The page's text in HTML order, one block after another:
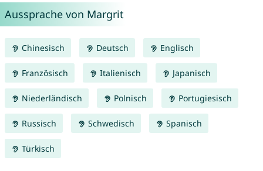
Aussprache von Margrit
Chinesisch Deutsch Englisch
Französisch Italienisch Japanisch
Niederländisch Polnisch Portugiesisch
Russisch Schwedisch Spanisch
Türkisch